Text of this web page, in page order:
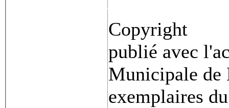
Copyright
publié avec
Municipale de
exemplaires